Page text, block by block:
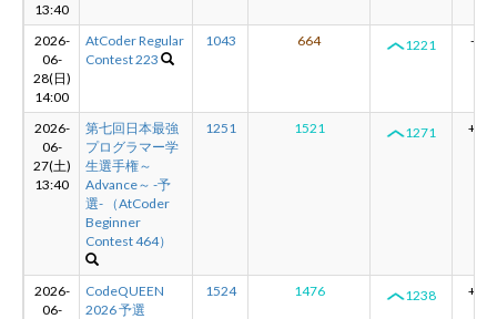
13:40
2026-
06-
28(日)
14:00
AtCoder Regular
Contest 223
1043 664 1221 -50
2026-
06-
27(土)
13:40
第七回日本最強
プログラマー学
生選手権～
Advance～ -予
選- （AtCoder
Beginner
Contest 464）
1251 1521 1271 +33
2026-
06-
CodeQUEEN
2026 予選
1524 1476 1238 +31